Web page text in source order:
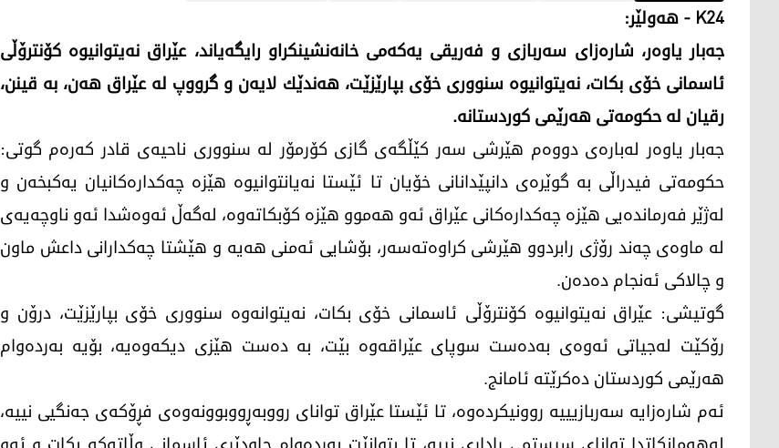
K24 - هه‌ولێر:
جه‌بار یاوه‌ر، شاره‌زای سه‌ربازی و فەریقی یەکەمی خانەنشینکراو رایگه‌یاند، عێراق نه‌یتوانیوه‌ كۆنترۆڵی
ئاسمانی خۆی بكات، نه‌یتوانیوه‌ سنووری خۆی بپارێزێت، هه‌ندێك لایه‌ن و گرووپ له‌ عێراق هه‌ن، به‌ قینن،
رقیان له‌ حكومه‌تی هه‌رێمی كوردستانه‌.
جه‌بار یاوه‌ر له‌باره‌ی دووه‌م هێرشی سه‌ر كێڵگه‌ی گازی كۆرمۆر له‌ سنووری ناحیه‌ی قادر كه‌ره‌م گوتی:
حكومه‌تی فیدراڵی به‌ گوێره‌ی دانپێدانانی خۆیان تا ئێستا نه‌یانتوانیوه‌ هێزه‌ چه‌كداره‌كانیان یه‌كبخه‌ن و
له‌ژێر فه‌رمانده‌یی هێزه‌ چه‌كداره‌كانی عێراق ئه‌و هه‌موو هێزه‌ كۆبكاته‌وه‌، له‌گه‌ڵ ئه‌وه‌شدا ئه‌و ناوچه‌یه‌ی
له‌ ماوه‌ی چه‌ند رۆژی رابردوو هێرشی كراوه‌ته‌سه‌ر، بۆشایی ئه‌منی هه‌یه‌ و‌ هێشتا چه‌كدارانی داعش ماون‌
و چالاكی ئه‌نجام ده‌ده‌ن.
گوتیشی: عێراق نه‌یتوانیوه‌ كۆنترۆڵی ئاسمانی خۆی بكات، نه‌یتوانه‌وه‌ سنووری خۆی بپارێزێت، درۆن و
رۆكێت له‌جیاتی ئه‌وه‌ی به‌ده‌ست سوپای عێراقه‌وه‌ بێت، به‌ ده‌ست هێزی دیكه‌وه‌یه‌، بۆیه‌ به‌رده‌وام
هه‌رێمی كوردستان ده‌كرێته‌ ئامانج.
ئه‌م شاره‌زایه‌ سه‌ربازیییه‌ روونیكرده‌وه‌، تا ئێستا عێراق توانای رووبه‌ڕووبوونه‌وه‌ی فڕۆكه‌ی جه‌نگیی نییه‌،